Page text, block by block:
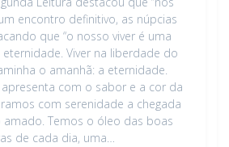
encontro definitivo, as núpcias
que “o nosso viver é uma
Viver na liberdade do
o amanhã: a eternidade.
com o sabor e a cor da
com serenidade a chegada
Temos o óleo das boas
de cada dia, uma…